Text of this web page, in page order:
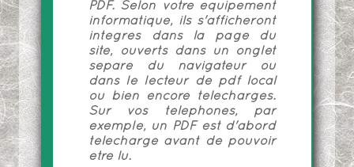
PDF. Selon votre équipement
informatique, ils s'afficheront
intégrés dans la page du
site, ouverts dans un onglet
séparé du navigateur ou
dans le lecteur de pdf local
ou bien encore téléchargés.
Sur vos téléphones, par
exemple, un PDF est d'abord
téléchargé avant de pouvoir
être lu.